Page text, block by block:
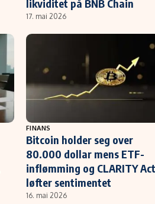
likviditet på BNB Chain
17. mai 2026
FINANS
Bitcoin holder seg over
80.000 dollar mens ETF-
inflømming og CLARITY Act
løfter sentimentet
16. mai 2026